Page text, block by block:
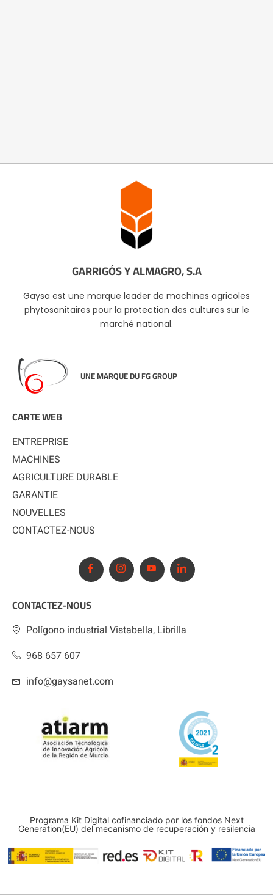
GARRIGÓS Y ALMAGRO, S.A
Gaysa est une marque leader de machines agricoles
phytosanitaires pour la protection des cultures sur le
marché national.
UNE MARQUE DU FG GROUP
CARTE WEB
ENTREPRISE
MACHINES
AGRICULTURE DURABLE
GARANTIE
NOUVELLES
CONTACTEZ-NOUS
CONTACTEZ-NOUS
Polígono industrial Vistabella, Librilla
968 657 607
info@gaysanet.com
Programa Kit Digital cofinanciado por los fondos Next
Generation(EU) del mecanismo de recuperación y resilencia